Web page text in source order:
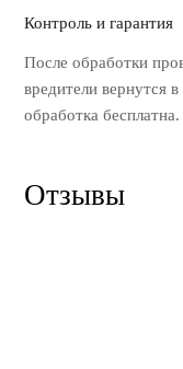
Контроль и гарантия
После обработки
вредители вернутся в
обработка бесплатна.
Отзывы